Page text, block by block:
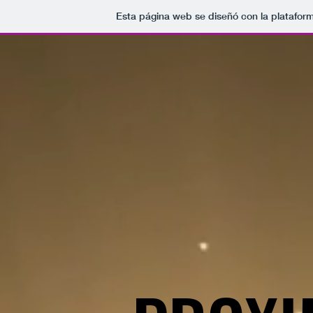
Esta página web se diseñó con la